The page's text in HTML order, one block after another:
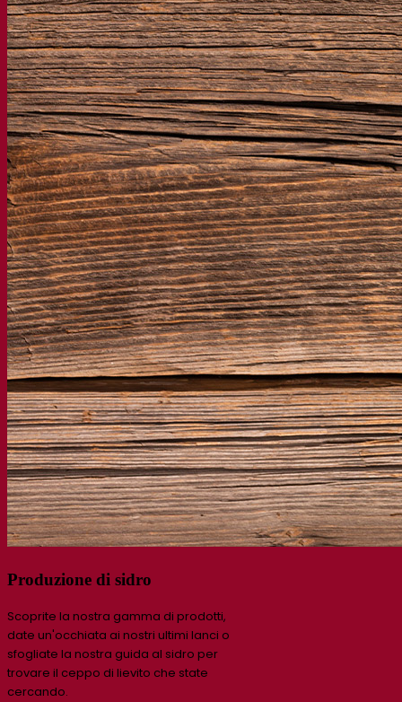
Lievito secco attivo di sidro
Spiriti
Lievito secco attivo per distillati
Altre bevande
Lievito secco attivo altri
Kvas
Sorgo
Caffè
Fermentis Academy™
Fermentis Academy™
Risorse
Centro di conoscenza
Approfondimenti degli esperti
FAQ
Video
Registrazioni webinar
Documentazioni
Tips & Tricks per la birra
Documentazione sul vino
Documentazioni sugli alcolici
App Fermentis
Applicazione Fermentis
Trovaci
Calendario degli eventi
Elenco dei distributori
Facciamo due chiacchiere
Notizie
Cerca:
Contact
Produzione di sidro
Scoprite la nostra gamma di prodotti,
date un'occhiata ai nostri ultimi lanci o
sfogliate la nostra guida al sidro per
trovare il ceppo di lievito che state
cercando.